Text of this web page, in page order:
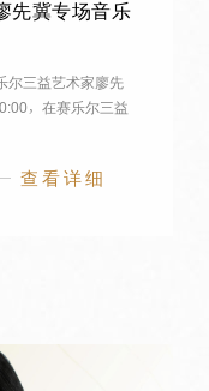
先冀专场音乐
尔三益艺术家廖先
，在赛乐尔三益
查看详细